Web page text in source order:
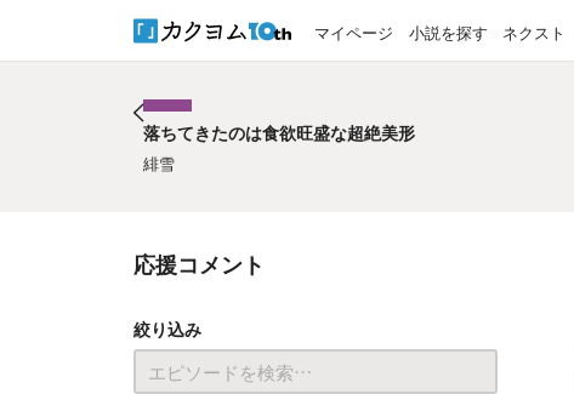
マイページ 小説を探す ネクスト
落ちてきたのは食欲旺盛な超絶美形
緋雪
応援コメント
絞り込み